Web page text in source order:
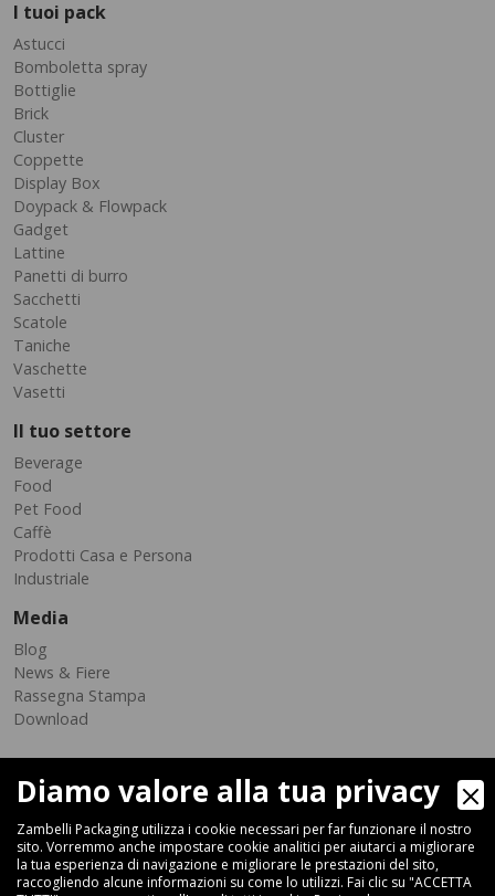
I tuoi pack
Astucci
Bomboletta spray
Bottiglie
Brick
Cluster
Coppette
Display Box
Doypack & Flowpack
Gadget
Lattine
Panetti di burro
Sacchetti
Scatole
Taniche
Vaschette
Vasetti
Il tuo settore
Beverage
Food
Pet Food
Caffè
Prodotti Casa e Persona
Industriale
Media
Blog
News & Fiere
Rassegna Stampa
Download
Via Ferrara 35-41, 40018 San Pietro In Casale (Bologna) - ITALIA
Diamo valore alla tua privacy
Zambelli Packaging utilizza i cookie necessari per far funzionare il nostro
sito. Vorremmo anche impostare cookie analitici per aiutarci a migliorare
la tua esperienza di navigazione e migliorare le prestazioni del sito,
raccogliendo alcune informazioni su come lo utilizzi. Fai clic su "ACCETTA